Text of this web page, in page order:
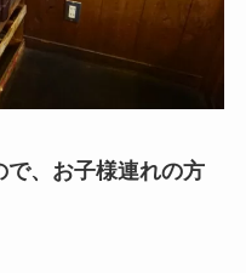
、お子様連れの方